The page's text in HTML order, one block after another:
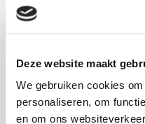
Deze website maakt
We gebruiken cookies
personaliseren, om
en om ons
35,5 x 35,5 cm met halve
Lees meer